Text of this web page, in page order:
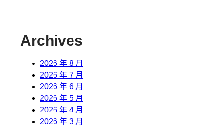
Archives
2026 年 8 月
2026 年 7 月
2026 年 6 月
2026 年 5 月
2026 年 4 月
2026 年 3 月